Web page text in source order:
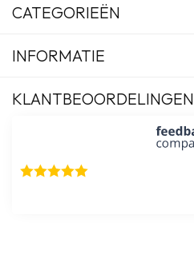
CATEGORIEËN
INFORMATIE
KLANTBEOORDELINGEN